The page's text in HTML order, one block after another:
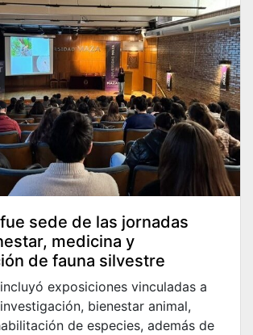
sede de las jornadas
medicina y
de fauna silvestre
exposiciones vinculadas a
bienestar animal,
de especies, además de